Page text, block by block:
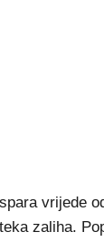
vrijede
zaliha.